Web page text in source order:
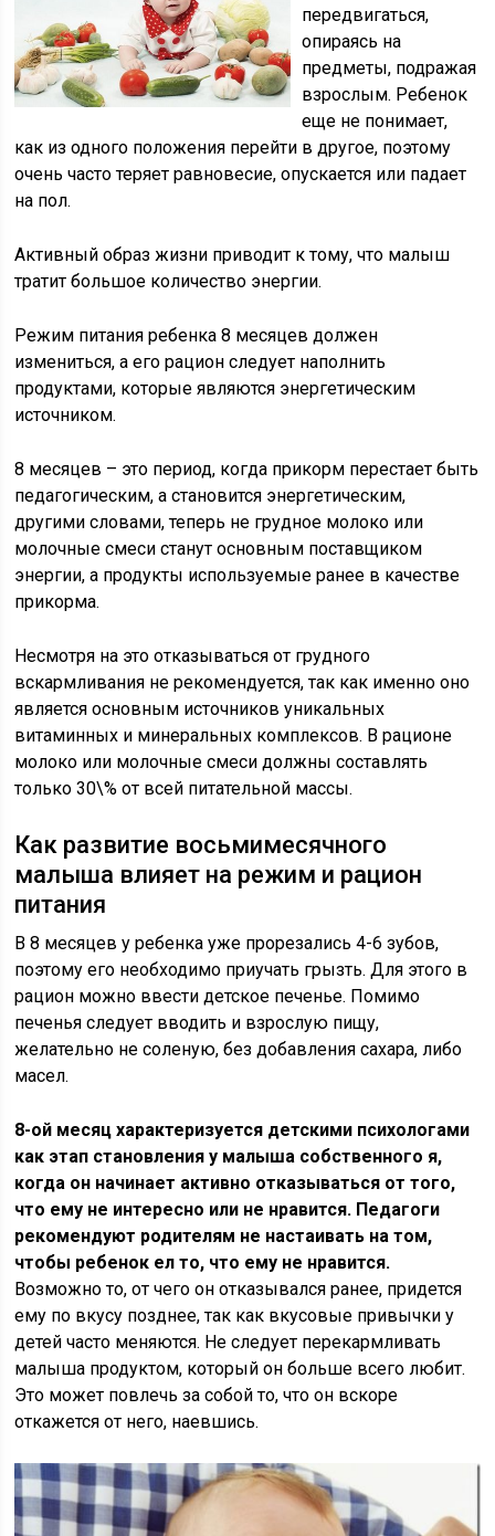
передвигаться,
опираясь на
предметы, подражая
взрослым. Ребенок
еще не понимает,
как из одного положения перейти в другое, поэтому
очень часто теряет равновесие, опускается или падает
на пол.
Активный образ жизни приводит к тому, что малыш
тратит большое количество энергии.
Режим питания ребенка 8 месяцев должен
измениться, а его рацион следует наполнить
продуктами, которые являются энергетическим
источником.
8 месяцев – это период, когда прикорм перестает быть
педагогическим, а становится энергетическим,
другими словами, теперь не грудное молоко или
молочные смеси станут основным поставщиком
энергии, а продукты используемые ранее в качестве
прикорма.
Несмотря на это отказываться от грудного
вскармливания не рекомендуется, так как именно оно
является основным источников уникальных
витаминных и минеральных комплексов. В рационе
молоко или молочные смеси должны составлять
только 30\% от всей питательной массы.
Как развитие восьмимесячного
малыша влияет на режим и рацион
питания
В 8 месяцев у ребенка уже прорезались 4-6 зубов,
поэтому его необходимо приучать грызть. Для этого в
рацион можно ввести детское печенье. Помимо
печенья следует вводить и взрослую пищу,
желательно не соленую, без добавления сахара, либо
масел.
8-ой месяц характеризуется детскими психологами
как этап становления у малыша собственного я,
когда он начинает активно отказываться от того,
что ему не интересно или не нравится. Педагоги
рекомендуют родителям не настаивать на том,
чтобы ребенок ел то, что ему не нравится.
Возможно то, от чего он отказывался ранее, придется
ему по вкусу позднее, так как вкусовые привычки у
детей часто меняются. Не следует перекармливать
малыша продуктом, который он больше всего любит.
Это может повлечь за собой то, что он вскоре
откажется от него, наевшись.